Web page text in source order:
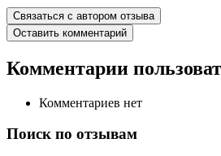
Связаться с автором отзыва
Оставить комментарий
Комментарии
Комментариев нет
Поиск по отзывам